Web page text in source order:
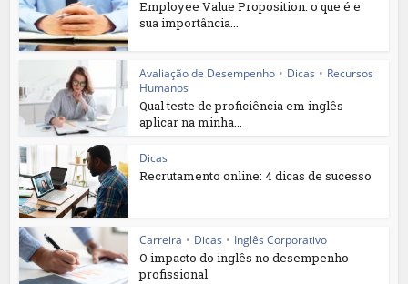
Employee Value Proposition: o que é e
sua importância...
Avaliação de Desempenho • Dicas • Recursos
Humanos
Qual teste de proficiência em inglês
aplicar na minha...
Dicas
Recrutamento online: 4 dicas de sucesso
Carreira • Dicas • Inglês Corporativo
O impacto do inglês no desempenho
profissional